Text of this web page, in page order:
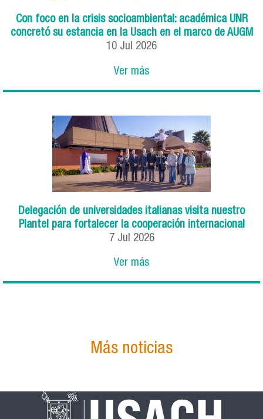
Con foco en la crisis socioambiental: académica UNR
concretó su estancia en la Usach en el marco de AUGM
10 Jul 2026
Ver más
Delegación de universidades italianas visita nuestro
Plantel para fortalecer la cooperación internacional
7 Jul 2026
Ver más
Más noticias